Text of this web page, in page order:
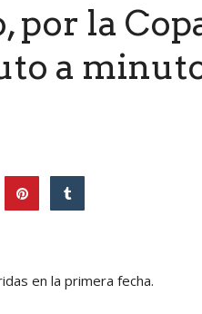
por la
a
en la primera fecha.